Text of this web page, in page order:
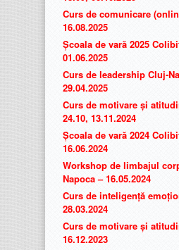
Curs de comunicare
16.08.2025
Școala de vară 2025
01.06.2025
Curs de leadership Cluj-
29.04.2025
Curs de motivare și
24.10, 13.11.2024
Școala de vară 2024
16.06.2024
Workshop de limbajul
Napoca – 16.05.2024
Curs de inteligență
28.03.2024
Curs de motivare și
16.12.2023